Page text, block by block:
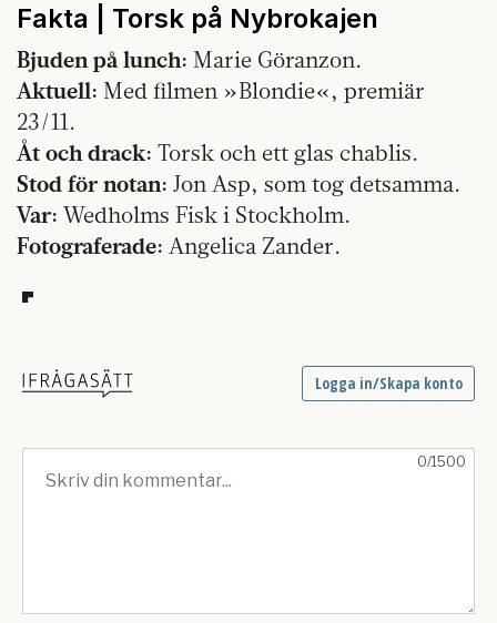
Fakta | Torsk på Nybrokajen
Bjuden på lunch: Marie Göranzon.
Aktuell: Med filmen »Blondie«, premiär
23/11.
Åt och drack: Torsk och ett glas chablis.
Stod för notan: Jon Asp, som tog detsamma.
Var: Wedholms Fisk i Stockholm.
Fotograferade: Angelica Zander.